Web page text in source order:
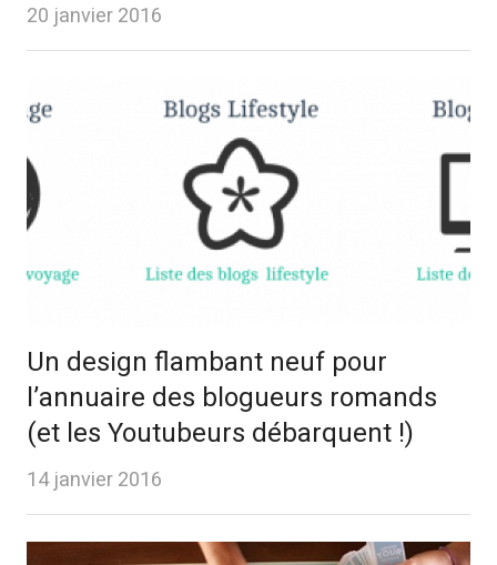
20 janvier 2016
Un design flambant neuf pour
l’annuaire des blogueurs romands
(et les Youtubeurs débarquent !)
14 janvier 2016